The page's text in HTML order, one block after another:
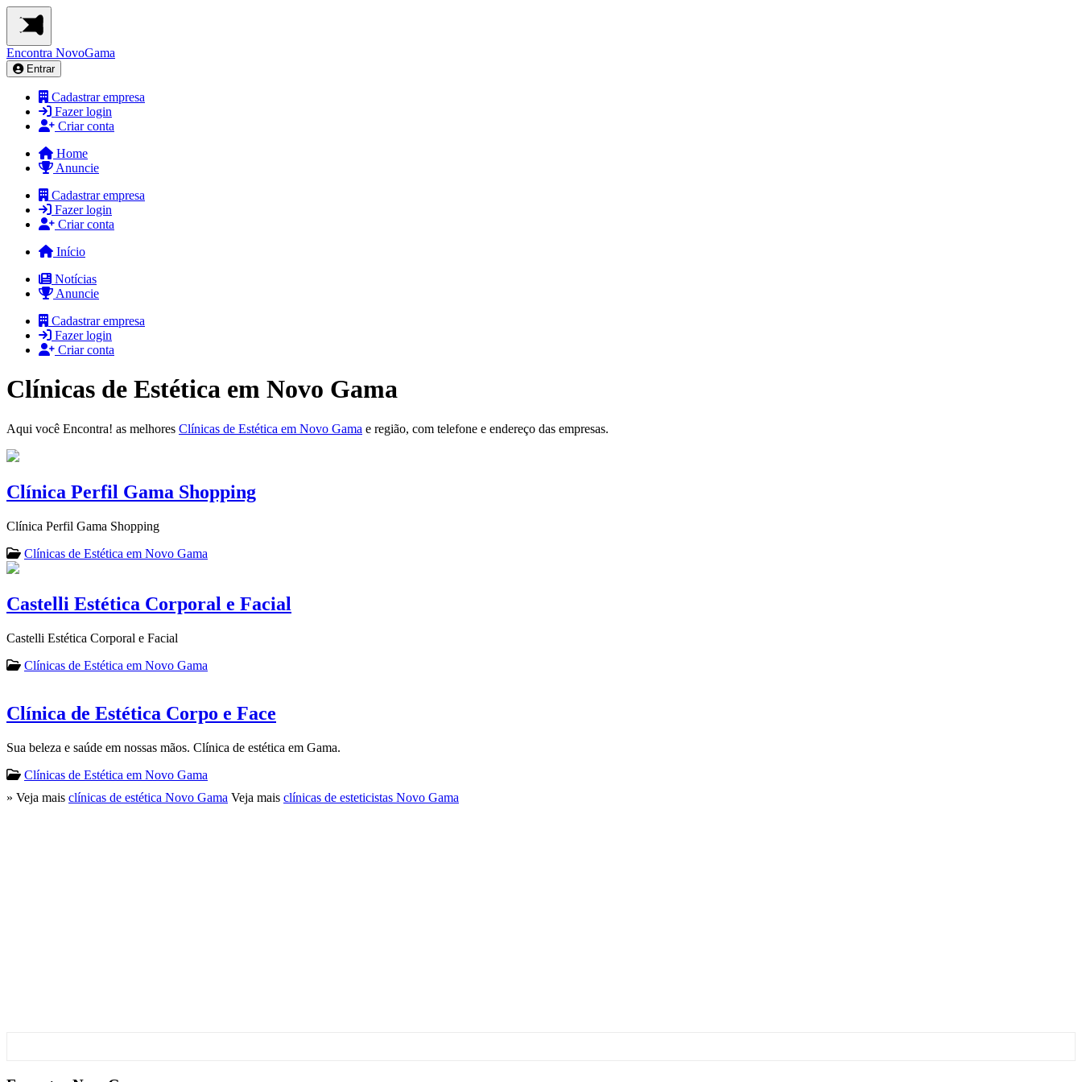
Encontra NovoGama
Entrar
Cadastrar empresa
Fazer login
Criar conta
Home
Anuncie
Cadastrar empresa
Fazer login
Criar conta
Início
Notícias
Anuncie
Cadastrar empresa
Fazer login
Criar conta
Clínicas de Estética em Novo Gama
Aqui você Encontra! as melhores Clínicas de Estética em Novo Gama e região, com telefone e endereço das empresas.
Clínica Perfil Gama Shopping
Clínica Perfil Gama Shopping
Clínicas de Estética em Novo Gama
Castelli Estética Corporal e Facial
Castelli Estética Corporal e Facial
Clínicas de Estética em Novo Gama
Clínica de Estética Corpo e Face
Sua beleza e saúde em nossas mãos. Clínica de estética em Gama.
Clínicas de Estética em Novo Gama
» Veja mais clínicas de estética Novo Gama Veja mais clínicas de esteticistas Novo Gama